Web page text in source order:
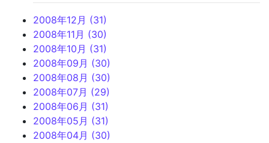
2008年12月 (31)
2008年11月 (30)
2008年10月 (31)
2008年09月 (30)
2008年08月 (30)
2008年07月 (29)
2008年06月 (31)
2008年05月 (31)
2008年04月 (30)